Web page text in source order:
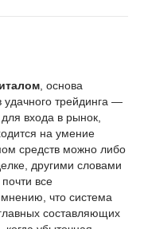
, основа
удачного трейдинга —
входа в рынок,
на умение
средств можно либо
другими словами
все
что система
составляющих